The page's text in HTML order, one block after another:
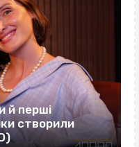
й перші
створили